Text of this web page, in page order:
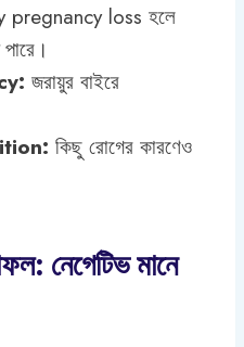
pregnancy loss হলে
জরায়ুর বাইরে
কিছু রোগের কারণেও
নেগেটিভ মানে